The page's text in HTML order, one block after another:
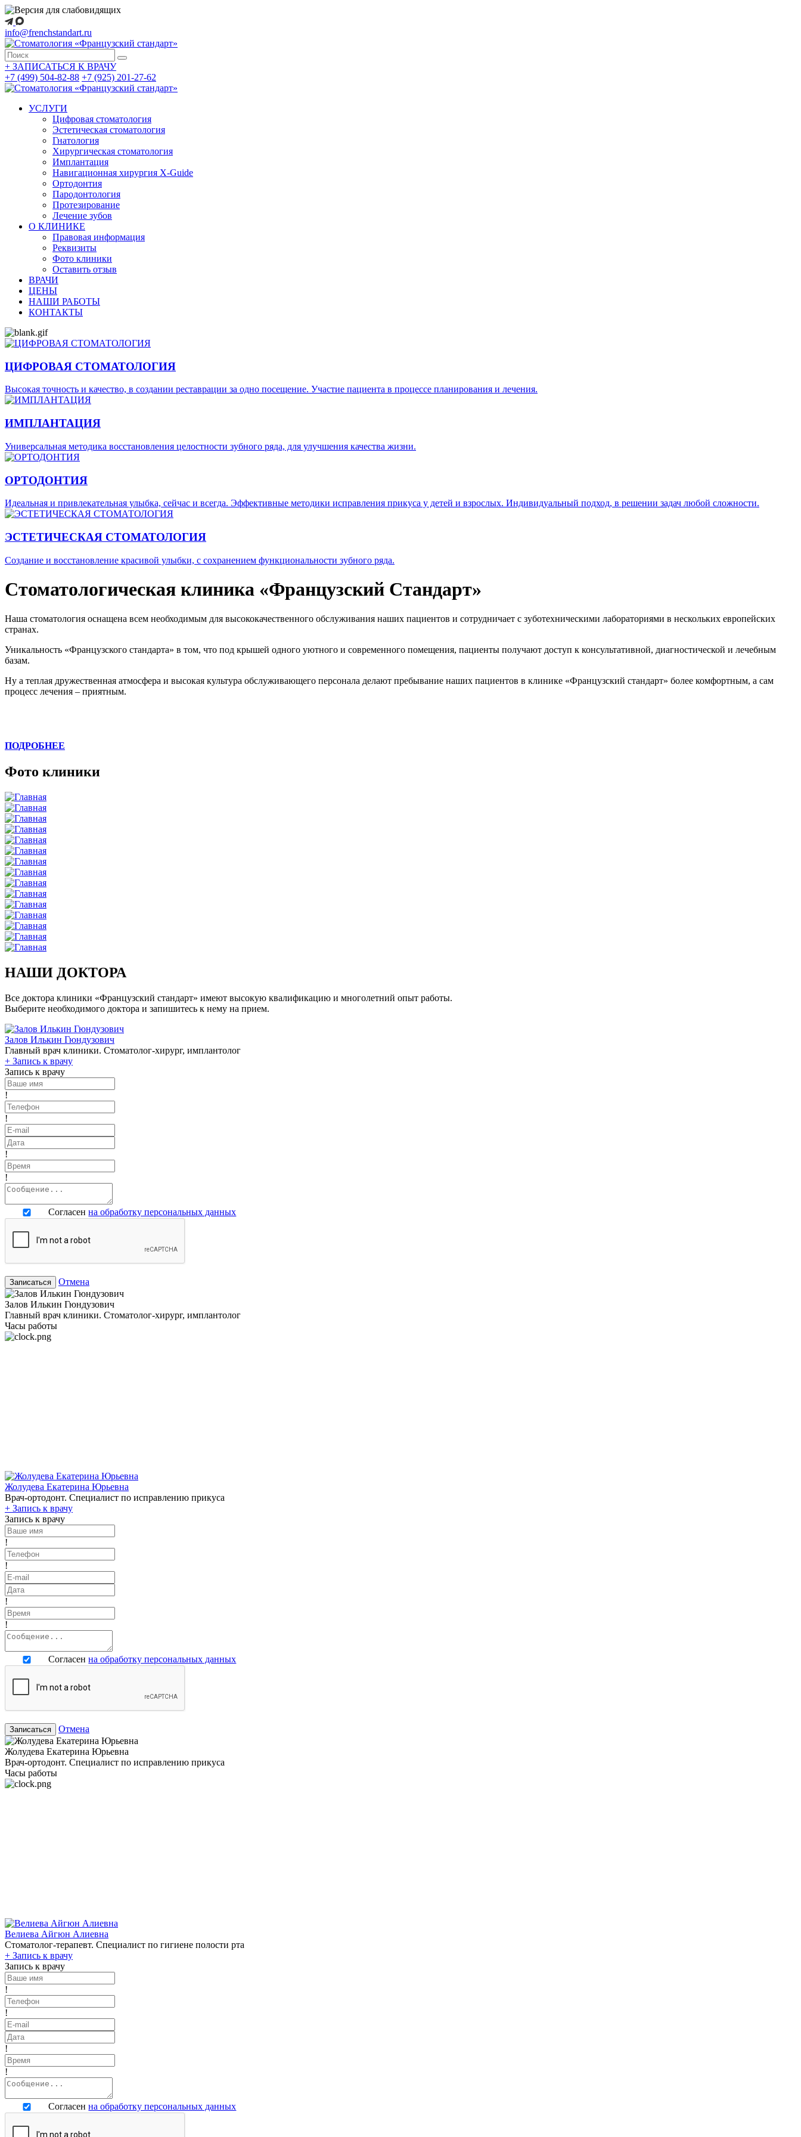
info@frenchstandart.ru
+ ЗАПИСАТЬСЯ К ВРАЧУ
+7 (499) 504-82-88 +7 (925) 201-27-62
УСЛУГИ
Цифровая стоматология
Эстетическая стоматология
Гнатология
Хирургическая стоматология
Имплантация
Навигационная хирургия X-Guide
Ортодонтия
Пародонтология
Протезирование
Лечение зубов
О КЛИНИКЕ
Правовая информация
Реквизиты
Фото клиники
Оставить отзыв
ВРАЧИ
ЦЕНЫ
НАШИ РАБОТЫ
КОНТАКТЫ
ЦИФРОВАЯ СТОМАТОЛОГИЯ
Высокая точность и качество, в создании реставрации за одно посещение. Участие пациента в процессе планирования и лечения.
ИМПЛАНТАЦИЯ
Универсальная методика восстановления целостности зубного ряда, для улучшения качества жизни.
ОРТОДОНТИЯ
Идеальная и привлекательная улыбка, сейчас и всегда. Эффективные методики исправления прикуса у детей и взрослых. Индивидуальный подход, в решении задач любой сложности.
ЭСТЕТИЧЕСКАЯ СТОМАТОЛОГИЯ
Создание и восстановление красивой улыбки, с сохранением функциональности зубного ряда.
Стоматологическая клиника «Французский Стандарт»
Наша стоматология оснащена всем необходимым для высококачественного обслуживания наших пациентов и сотрудничает с зуботехническими лабораториями в нескольких европейских
странах.
Уникальность «Французского стандарта» в том, что под крышей одного уютного и современного помещения, пациенты получают доступ к консультативной, диагностической и лечебным
базам.
Ну а теплая дружественная атмосфера и высокая культура обслуживающего персонала делают пребывание наших пациентов в клинике «Французский стандарт» более комфортным, а сам
процесс лечения – приятным.
ПОДРОБНЕЕ
Фото клиники
НАШИ ДОКТОРА
Все доктора клиники «Французский стандарт» имеют высокую квалификацию и многолетний опыт работы.
Выберите необходимого доктора и запишитесь к нему на прием.
Залов Илькин Гюндузович
Главный врач клиники. Стоматолог-хирург, имплантолог
+ Запись к врачу
Запись к врачу
!
!
!
!
Согласенна обработку персональных данных
Записаться Отмена
Залов Илькин Гюндузович
Главный врач клиники. Стоматолог-хирург, имплантолог
Часы работы
Жолудева Екатерина Юрьевна
Врач-ортодонт. Специалист по исправлению прикуса
+ Запись к врачу
Запись к врачу
!
!
!
!
Согласенна обработку персональных данных
Записаться Отмена
Жолудева Екатерина Юрьевна
Врач-ортодонт. Специалист по исправлению прикуса
Часы работы
Велиева Айгюн Алиевна
Стоматолог-терапевт. Специалист по гигиене полости рта
+ Запись к врачу
Запись к врачу
!
!
!
!
Согласенна обработку персональных данных